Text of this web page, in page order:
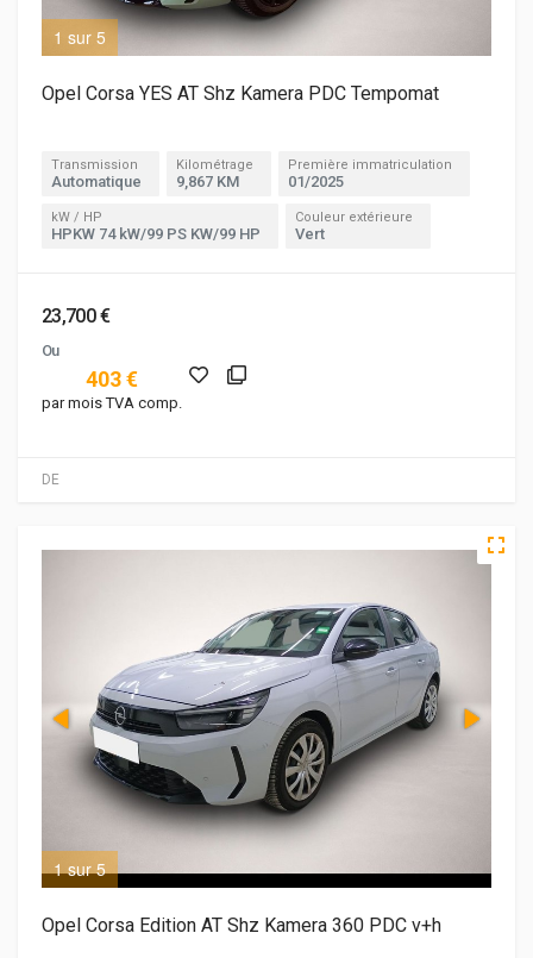
1 sur 5
DE
Opel Corsa YES AT Shz Kamera PDC Tempomat
Transmission
Automatique
Kilométrage
9,867 KM
Première immatriculation
01/2025
kW / HP
HPKW 74 kW/99 PS KW/99 HP
Couleur extérieure
Vert
23,700 €
Ou
403 €
par mois TVA comp.
1 sur 5
Opel Corsa Edition AT Shz Kamera 360 PDC v+h